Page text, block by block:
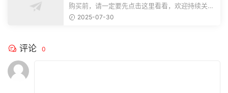
推动巡察工作高质量发展
购买前，请一定要先点击这里看看，欢迎持续关
注，精彩模板每天推送预览结束，本文...
2025-07-30
评论 0